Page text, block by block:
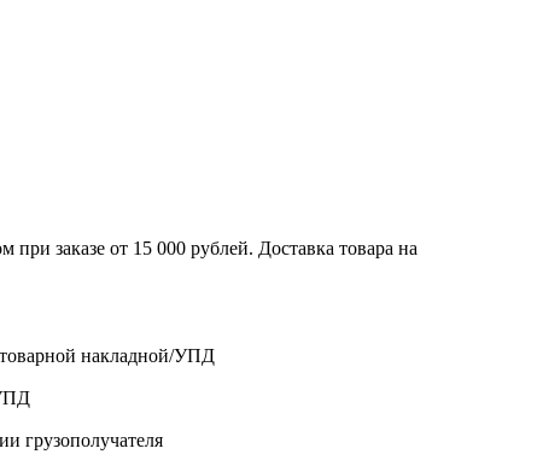
заказе от 15 000 рублей. Доставка товара на
товарной накладной/УПД
грузополучателя